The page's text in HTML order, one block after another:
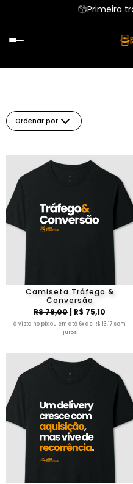
Primeira
Ordenar por
Camiseta Tráfego &
Conversão
R$ 79,00| R$ 75,10
à vista no pix ou em até 6x de R$ 13,17 sem
juros